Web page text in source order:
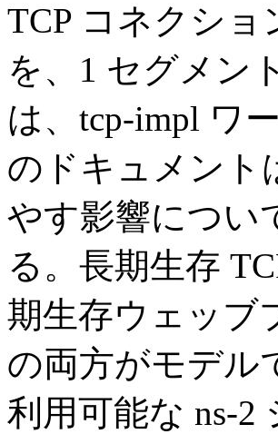
TCP コネクシ
を、1 セグメン
は、tcp-impl ワ
のドキュメント
やす影響につい
る。長期生存
期生存ウェッブ
の両方がモデル
利用可能な ns-2